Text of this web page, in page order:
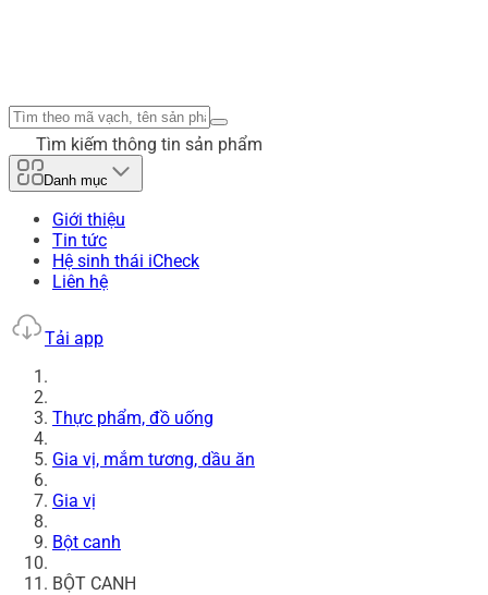
Tìm kiếm thông tin sản phẩm
Danh mục
Giới thiệu
Tin tức
Hệ sinh thái iCheck
Liên hệ
Tải app
Thực phẩm, đồ uống
Gia vị, mắm tương, dầu ăn
Gia vị
Bột canh
BỘT CANH